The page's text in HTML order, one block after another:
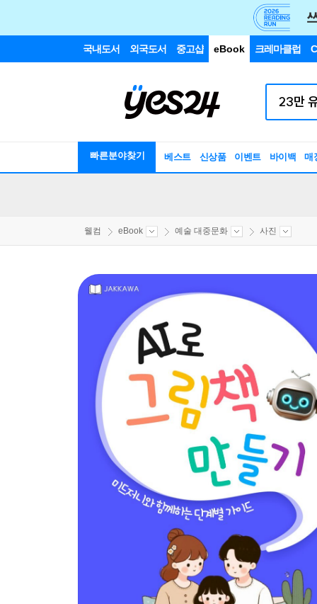
국내도서 외국도서 중고샵 eBook 크레마클럽
빠른분야찾기 베스트 신상품 이벤트 바이백 매
웰컴 eBook 예술 대중문화 사진